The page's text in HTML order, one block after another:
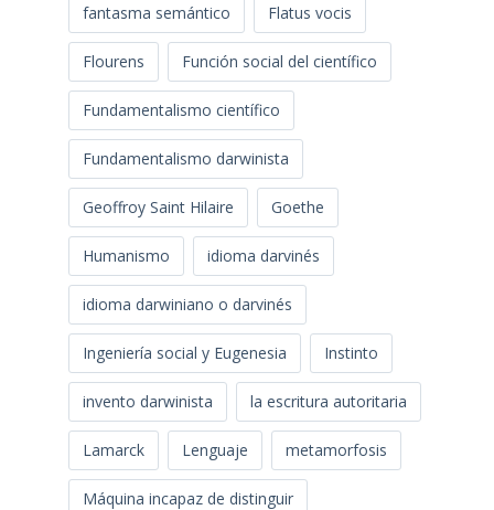
fantasma semántico Flatus vocis
Flourens Función social del científico
Fundamentalismo científico
Fundamentalismo darwinista
Geoffroy Saint Hilaire Goethe
Humanismo idioma darvinés
idioma darwiniano o darvinés
Ingeniería social y Eugenesia Instinto
invento darwinista la escritura autoritaria
Lamarck Lenguaje metamorfosis
Máquina incapaz de distinguir